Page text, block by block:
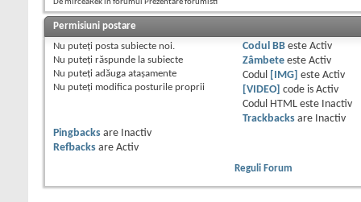
De mirceaRek în forumul Prezentare forumisti
Permisiuni postare
Nu puteţi posta subiecte noi.
Nu puteţi răspunde la subiecte
Nu puteţi adăuga ataşamente
Nu puteţi modifica posturile proprii
Codul BBeste Activ
Zâmbeteeste Activ
Codul
[IMG] este Activ
[VIDEO] code is Activ
Codul HTML este
Inactiv
Trackbacksare
Inactiv
Pingbacks are
Inactiv
Refbacks are Activ
Reguli Forum